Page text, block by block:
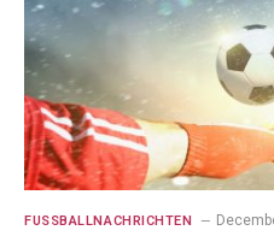
FUSSBALLNACHRICHTEN